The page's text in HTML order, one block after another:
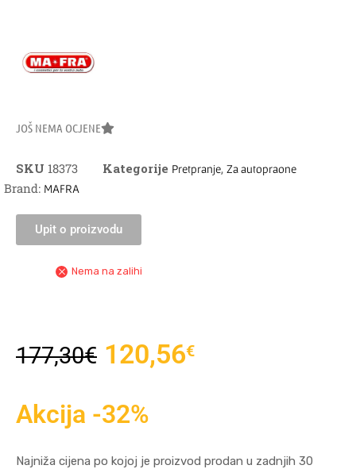
JOŠ NEMA OCJENE
SKU 18373 Kategorije Pretpranje, Za autopraone
Brand: MAFRA
Upit o proizvodu
Nema na zalihi
177,30€ 120,56€
Akcija -32%
Najniža cijena po kojoj je proizvod prodan u zadnjih 30